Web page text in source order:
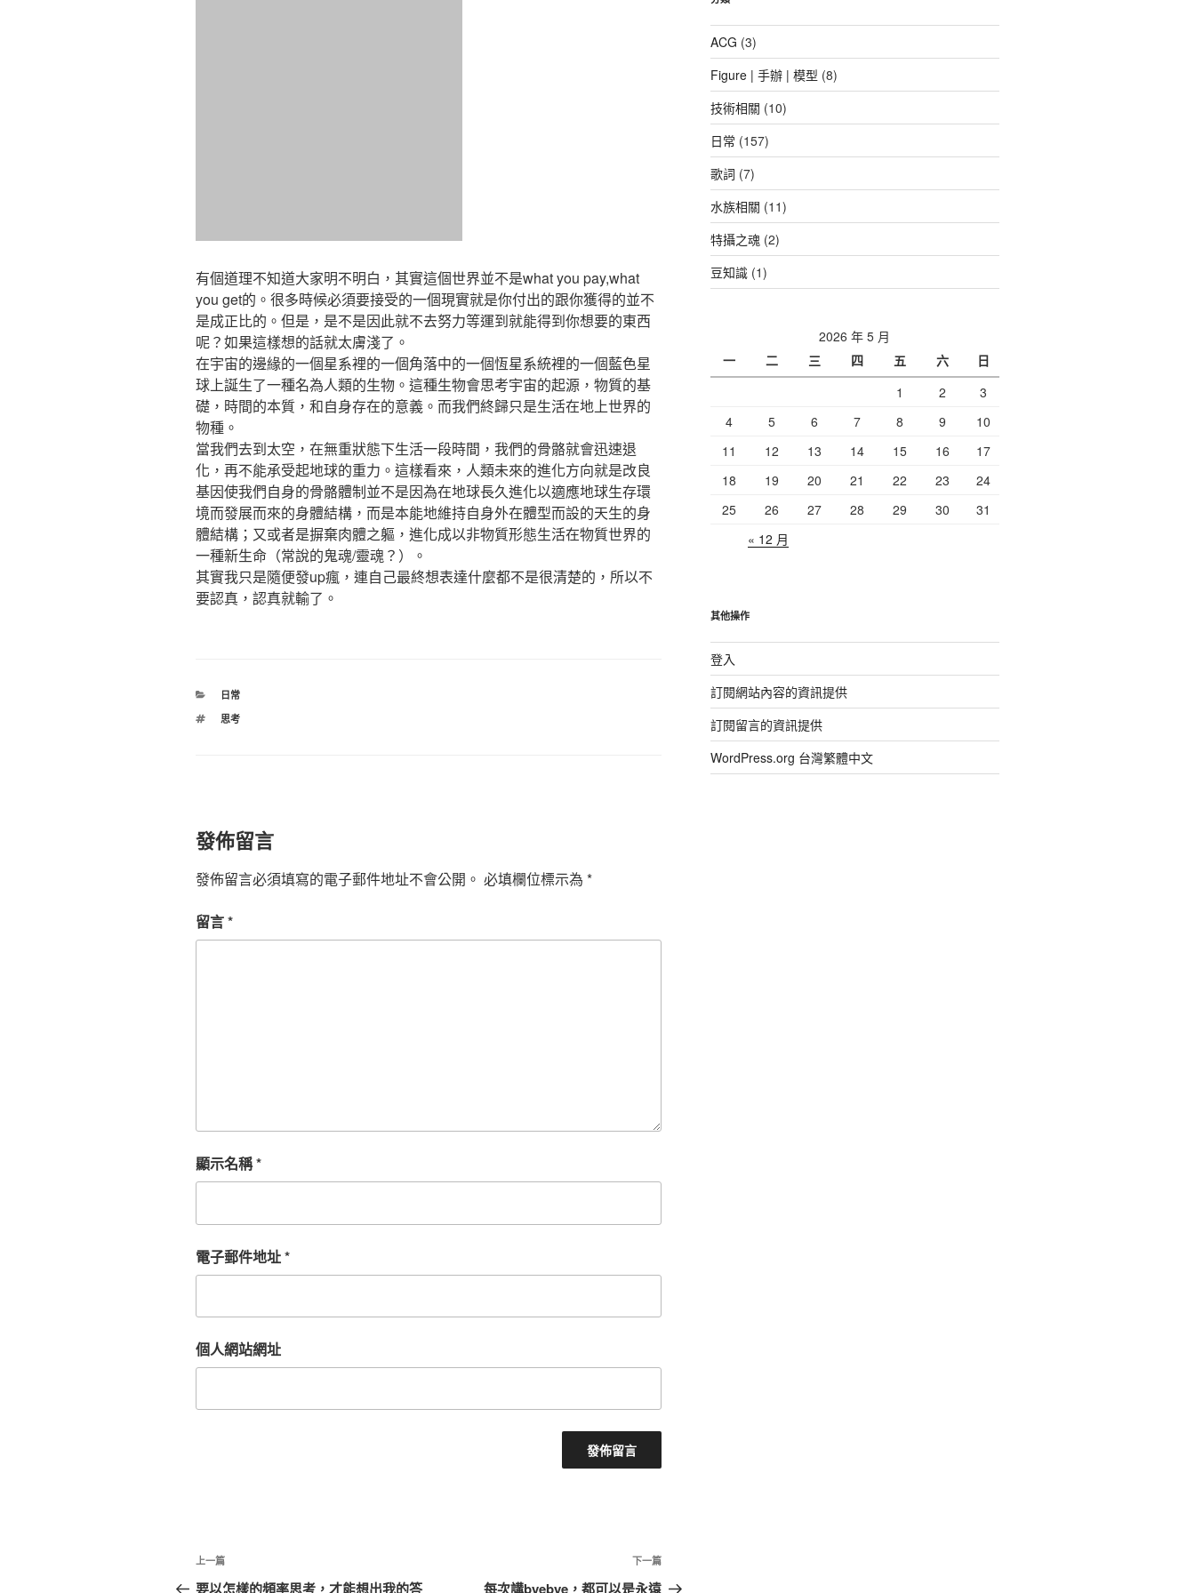
有個道理不知道大家明不明白，其實這個世界並不是what you pay,what
you get的。很多時候必須要接受的一個現實就是你付出的跟你獲得的並不
是成正比的。但是，是不是因此就不去努力等運到就能得到你想要的東西
呢？如果這樣想的話就太膚淺了。
在宇宙的邊緣的一個星系裡的一個角落中的一個恆星系統裡的一個藍色星
球上誕生了一種名為人類的生物。這種生物會思考宇宙的起源，物質的基
礎，時間的本質，和自身存在的意義。而我們終歸只是生活在地上世界的
物種。
當我們去到太空，在無重狀態下生活一段時間，我們的骨骼就會迅速退
化，再不能承受起地球的重力。這樣看來，人類未來的進化方向就是改良
基因使我們自身的骨骼體制並不是因為在地球長久進化以適應地球生存環
境而發展而來的身體結構，而是本能地維持自身外在體型而設的天生的身
體結構；又或者是摒棄肉體之軀，進化成以非物質形態生活在物質世界的
一種新生命（常說的鬼魂/靈魂？）。
其實我只是隨便發up瘋，連自己最終想表達什麼都不是很清楚的，所以不
要認真，認真就輸了。
分
日常
標
思考
發佈留言
發佈留言必須填寫的電子郵件地址不會公開。 必填欄位標示為 *
留言*
顯示名稱*
電子郵件地址*
個人網站網址
文
上
一
上一篇
要以怎樣的頻率思考，才能想出我的答
下
一
下一篇
每次講byebye，都可以是永遠
ACG (3)
Figure | 手辦 | 模型 (8)
技術相關 (10)
日常 (157)
歌詞 (7)
水族相關 (11)
特攝之魂(2)
豆知識(1)
2026 年 5 月
一
二 三 四 五 六
日
1
2
3
4
5 6 7 8 9
10
11
12 13 14 15 16
17
18
19 20 21 22 23
24
25
26 27 28 29 30
31
« 12 月
其他操作
登入
訂閱網站內容的資訊提供
訂閱留言的資訊提供
WordPress.org 台灣繁體中文